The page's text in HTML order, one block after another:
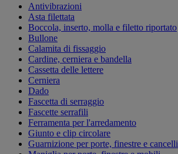
Antivibrazioni
Asta filettata
Boccola, inserto, molla e filetto riportato
Bullone
Calamita di fissaggio
Cardine, cerniera e bandella
Cassetta delle lettere
Cerniera
Dado
Fascetta di serraggio
Fascette serrafili
Ferramenta per l'arredamento
Giunto e clip circolare
Guarnizione per porte, finestre e cancelli